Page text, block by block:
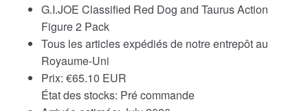
G.I.JOE Classified Red Dog and Taurus Action
Figure 2 Pack
Tous les articles expédiés de notre entrepôt au
Royaume-Uni
Prix: €65.10 EUR
État des stocks: Pré commande